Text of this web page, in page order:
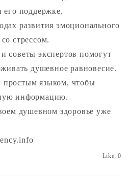
его поддержке.
развития эмоционального
стрессом.
советы экспертов помогут
душевное равновесие.
языком, чтобы
информацию.
душевном здоровье уже
Like:0